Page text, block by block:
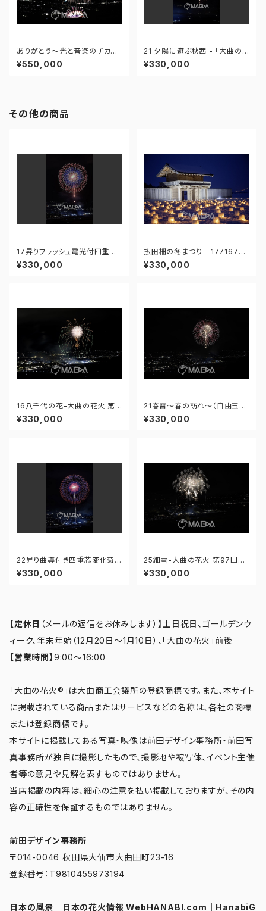
ありがとう～光と音楽のチカラ
～ - 大曲の花火―春の章―「新
作花火コレクション2024 世界
¥550,000
21 夕陽に遊ぶ秋茜 - 「大曲の
花火」第96回全国花火競技大会
- 172558419949425
¥330,000
その他の商品
17昇りフラッシュ電光付四重芯
変化菊-大曲の花火 第97回全
国花火競技大会 - 1766712115
¥330,000
払田柵の冬まつり - 17716762
7858540
¥330,000
16八千代の花-大曲の花火 第9
7回全国花火競技大会 - 1766
71211571946
¥330,000
21春雷～春の訪れ～（自由玉）-
大曲の花火 第97回全国花火競
技大会 - 176671211987818
¥330,000
22昇り曲導付き四重芯変化菊-
大曲の花火 第97回全国花火競
技大会 - 176671211943597
¥330,000
25細雪-大曲の花火 第97回全
国花火競技大会 - 176671212
319190
¥330,000
【定休日 （メールの返信をお休みします）】 土日祝日、ゴールデンウ
ィーク、年末年始（12月20日～1月10日）、「大曲の花火」前後
【営業時間】 9:00～16:00
「大曲の花火®」は大曲商工会議所の登録商標です。また、本サイト
に掲載されている商品またはサービスなどの名称は、各社の商標
または登録商標です。
本サイトに掲載してある写真・映像は前田デザイン事務所・前田写
真事務所が独自に撮影したもので、撮影地や被写体、イベント主催
者等の意見や見解を表すものではありません。
当店掲載の内容は、細心の注意を払い掲載しておりますが、その内
容の正確性を保証するものではありません。
前田デザイン事務所
〒014-0046 秋田県大仙市大曲田町23-16
登録番号：T9810455973194
日本の風景 日本の花火情報 WebHANABI.com HanabiG